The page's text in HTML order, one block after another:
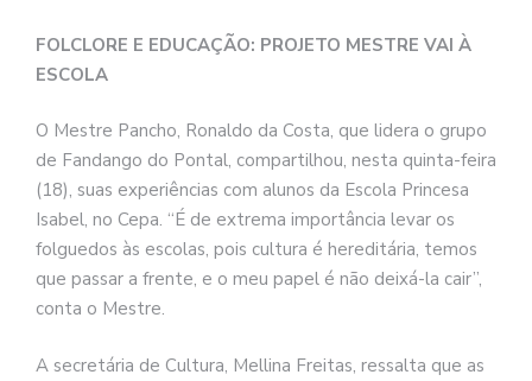
FOLCLORE E EDUCAÇÃO: PROJETO MESTRE VAI À
ESCOLA
O Mestre Pancho, Ronaldo da Costa, que lidera o grupo
de Fandango do Pontal, compartilhou, nesta quinta-feira
(18), suas experiências com alunos da Escola Princesa
Isabel, no Cepa. “É de extrema importância levar os
folguedos às escolas, pois cultura é hereditária, temos
que passar a frente, e o meu papel é não deixá-la cair”,
conta o Mestre.
A secretária de Cultura, Mellina Freitas, ressalta que as